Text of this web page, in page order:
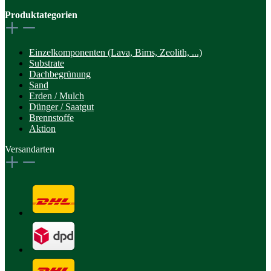
Produktategorien
Einzelkomponenten (Lava, Bims, Zeolith, ...)
Substrate
Dachbegrünung
Sand
Erden / Mulch
Dünger / Saatgut
Brennstoffe
Aktion
Versandarten